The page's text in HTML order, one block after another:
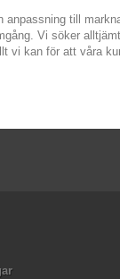
till
Vi söker
vi kan för att våra